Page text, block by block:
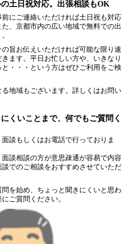
土日祝対応。出張相談もOK
前にご連絡いただければ土日祝も対応
、京都市内の広い地域で無料での出
旨お伝えいただければ可能な限り速
ます。平日お忙しい方や、いきなり
・・・という方はぜひご利用をご検
地域もございます。詳しくはお問い
くいことまで、何でもご質問く
談もしくはお電話で行っておりま
談相談の方が意思疎通が容易で内容
でのご相談をおすすめさせていただ
を始め、ちょっと聞きにくいと思わ
ご質問ください。